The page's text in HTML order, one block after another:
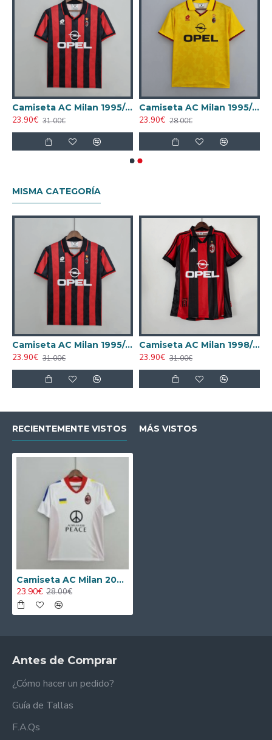
Camiseta AC Milan 1995/1996 Local Retro
23.90€ 31.00€
Camiseta AC Milan 1995/1996 Alternativo Retro
23.90€ 28.00€
MISMA CATEGORÍA
Camiseta AC Milan 1995/1996 Local Retro
23.90€ 31.00€
Camiseta AC Milan 1998/1999 Local Retro
23.90€ 31.00€
RECIENTEMENTE VISTOS MÁS VISTOS
Camiseta AC Milan 2002/2003 Visitante Retro
23.90€ 28.00€
Antes de Comprar
¿Cómo hacer un pedido?
Guía de Tallas
F.A.Qs